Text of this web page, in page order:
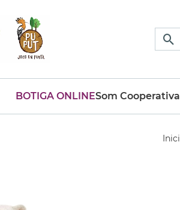
BOTIGA ONLINESom Cooperativa
Inici